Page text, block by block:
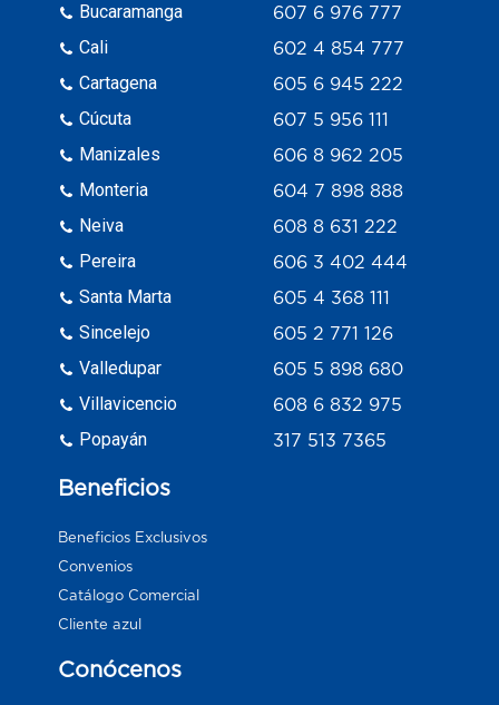
Bucaramanga
Cali
Cartagena
Cúcuta
Manizales
Monteria
Neiva
Pereira
Santa Marta
Sincelejo
Valledupar
Villavicencio
Popayán
607 6 976 777
602 4 854 777
605 6 945 222
607 5 956 111
606 8 962 205
604 7 898 888
608 8 631 222
606 3 402 444
605 4 368 111
605 2 771 126
605 5 898 680
608 6 832 975
317 513 7365
Beneficios
Beneficios Exclusivos
Convenios
Catálogo Comercial
Cliente azul
Conócenos